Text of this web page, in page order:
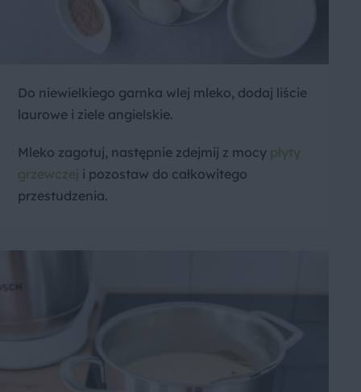
Do niewielkiego garnka wlej mleko, dodaj liście
laurowe i ziele angielskie.
Mleko zagotuj, następnie zdejmij z mocy płyty
grzewczej i pozostaw do całkowitego
przestudzenia.